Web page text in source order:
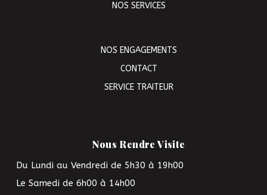
NOS SERVICES
NOS ENGAGEMENTS
CONTACT
SERVICE TRAITEUR
Nous Rendre Visite
Du Lundi au Vendredi de 5h30 à 19h00
Le Samedi de 6h00 à 14h00